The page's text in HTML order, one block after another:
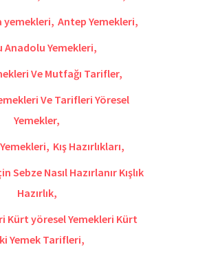
yemekleri, Antep Yemekleri,
Anadolu Yemekleri,
Ve Mutfağı Tarifler,
Ve Tarifleri Yöresel
Yemekler,
, Kış Hazırlıkları,
Sebze Nasıl Hazırlanır Kışlık
Hazırlık,
Kürt yöresel Yemekleri Kürt
Yemek Tarifleri,